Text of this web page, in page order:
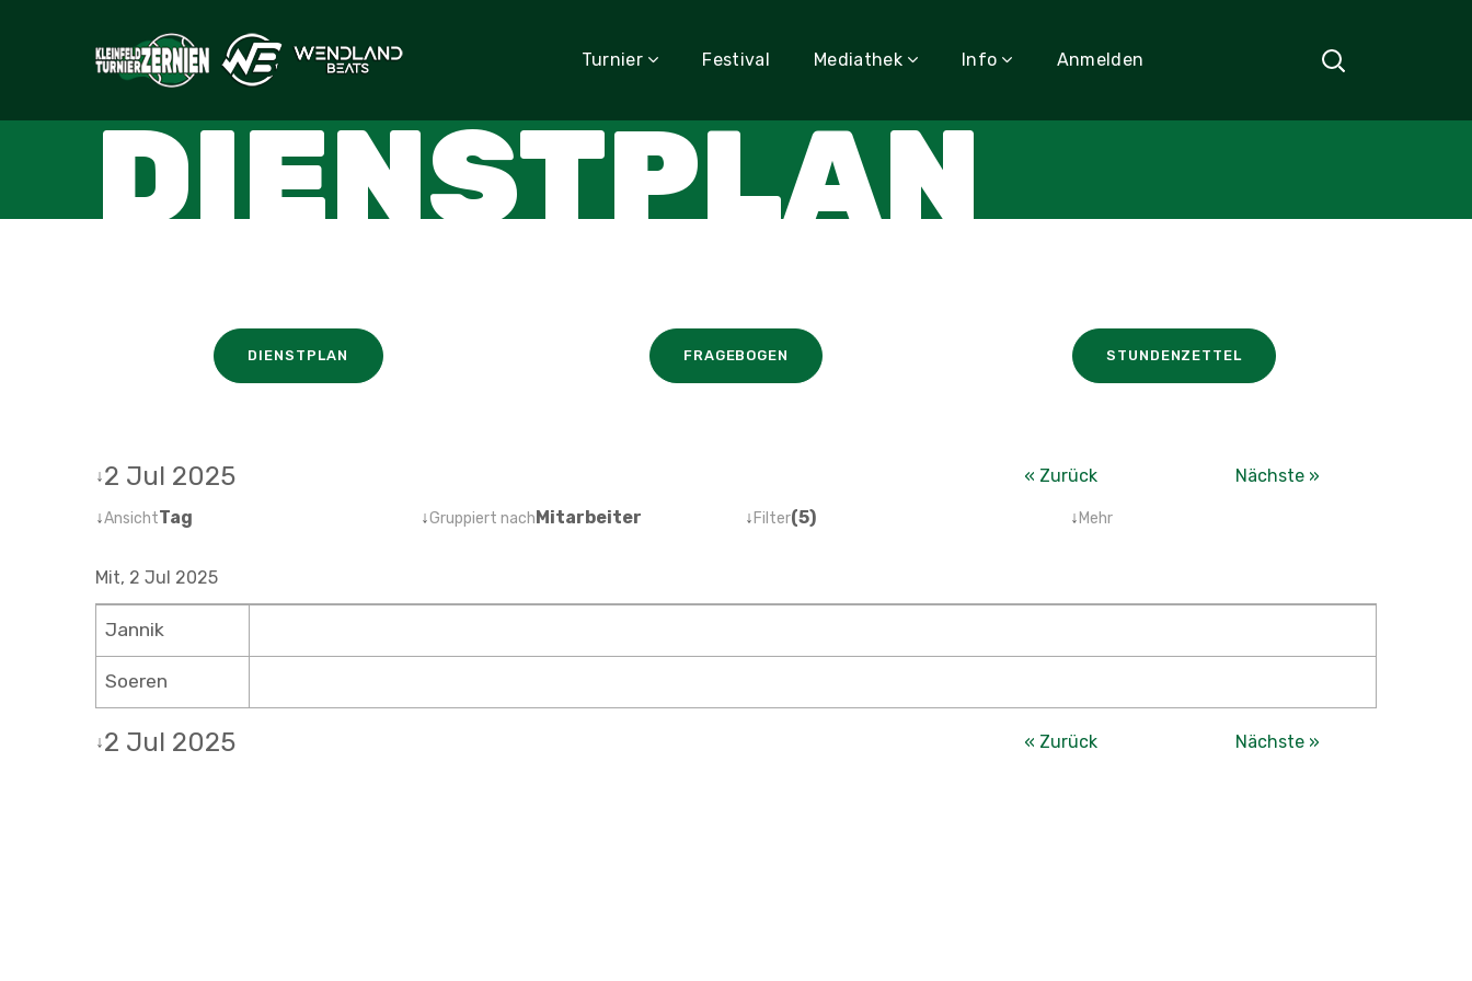
Turnier Festival Mediathek Info Anmelden
DIENSTPLAN
DIENSTPLAN FRAGEBOGEN STUNDENZETTEL
↓2 Jul 2025 « Zurück
Nächste »
↓AnsichtTag ↓Gruppiert nachMitarbeiter ↓ Filter(5) ↓ Mehr
Mit, 2 Jul 2025
Jannik
Soeren
↓2 Jul 2025 « Zurück Nächste »